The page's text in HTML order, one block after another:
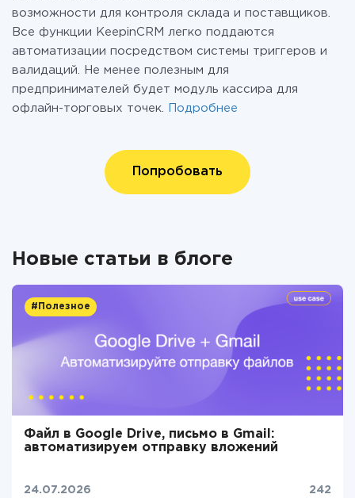
возможности для контроля склада и поставщиков.
Все функции KeepinCRM легко поддаются
автоматизации посредством системы триггеров и
валидаций. Не менее полезным для
предпринимателей будет модуль кассира для
офлайн-торговых точек.
Подробнее
Попробовать
Новые статьи в блоге
#Полезное
Файл в Google Drive, письмо в Gmail:
автоматизируем отправку вложений
24.07.2026 242